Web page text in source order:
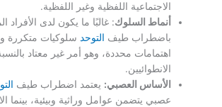
الاجتماعية اللفظية وغير اللفظية.
أنماط السلوك: غالبًا ما يكون لدى الأفراد
باضطراب طيف التوحد سلوكيات متكررة
اهتمامات محددة، وهو أمر غير معتاد
الانطوائيين.
الأساس العصبي: يعتمد اضطراب طيف
عصبي يتضمن عوامل وراثية وبيئية، بينما